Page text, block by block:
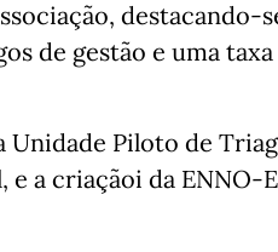
destacando-
de gestão e uma
Unidade Piloto de
a criaçãoi da ENNO-